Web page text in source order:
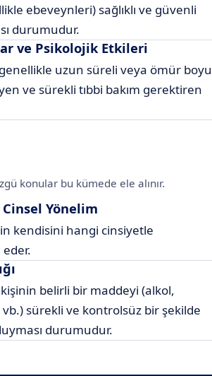
ebeveynleri) sağlıklı ve güvenli
durumudur.
ve Psikolojik Etkileri
uzun süreli veya ömür boyu
ve sürekli tıbbi bakım gerektiren
konular bu kümede ele alınır.
Yönelim
kendisini hangi cinsiyetle
eder.
kişinin belirli bir maddeyi (alkol,
sürekli ve kontrolsüz bir şekilde
durumudur.